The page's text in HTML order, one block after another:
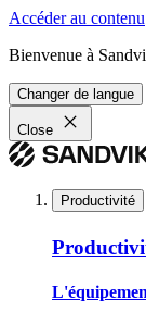
Accéder au contenu
Bienvenue à
Changer de langue
Close
Productivité